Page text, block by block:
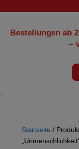
Bestellungen ab
–
Startseite /
„Unmenschlichkeit“